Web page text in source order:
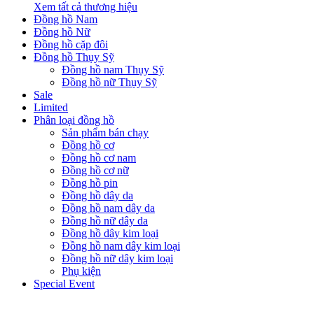
Xem tất cả thương hiệu
Đồng hồ Nam
Đồng hồ Nữ
Đồng hồ cặp đôi
Đồng hồ Thụy Sỹ
Đồng hồ nam Thụy Sỹ
Đồng hồ nữ Thụy Sỹ
Sale
Limited
Phân loại đồng hồ
Sản phẩm bán chạy
Đồng hồ cơ
Đồng hồ cơ nam
Đồng hồ cơ nữ
Đồng hồ pin
Đồng hồ dây da
Đồng hồ nam dây da
Đồng hồ nữ dây da
Đồng hồ dây kim loại
Đồng hồ nam dây kim loại
Đồng hồ nữ dây kim loại
Phụ kiện
Special Event